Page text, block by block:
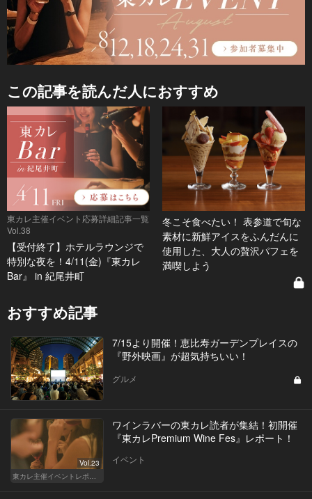
この記事を読んだ人におすすめ
東カレ主催イベント応募詳細記事一覧
Vol.38
【受付終了】ホテルラウンジで
特別な夜を！4/11(金)『東カレ
Bar』 in 紀尾井町
冬こそ食べたい！ 表参道で旬な
素材に新鮮アイスをふんだんに
使用した、大人の贅沢パフェを
満喫しよう
おすすめ記事
7/15より開催！恵比寿ガーデンプレイスの
『野外映画』が超気持ちいい！
グルメ
Vol.23
東カレ主催イベントレポート
ワインラバーの東カレ読者が集結！初開催
『東カレPremium Wine Fes』レポート！
イベント